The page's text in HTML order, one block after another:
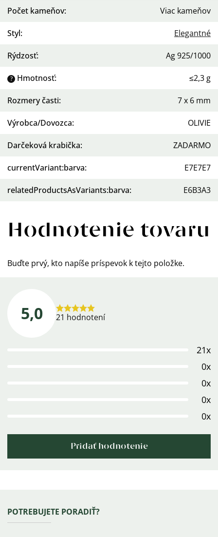
Počet kameňov: Viac kameňov
Styl: Elegantné
Rýdzosť: Ag 925/1000
? Hmotnosť: ≤2,3 g
Rozmery časti: 7 x 6 mm
Výrobca/Dovozca: OLIVIE
Darčeková krabička: ZADARMO
currentVariant:barva: E7E7E7
relatedProductsAsVariants:barva: E6B3A3
Hodnotenie tovaru
Buďte prvý, kto napíše príspevok k tejto položke.
5,0
Priemerné
21 hodnotení
21x
0x
0x
0x
0x
Pridať hodnotenie
Zápätie
POTREBUJETE PORADIŤ?